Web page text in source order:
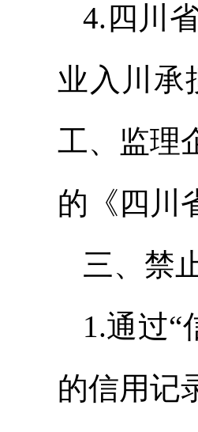
4.四川
业入川承
工、监理
的《四川
三、禁
1.通过“
的信用记